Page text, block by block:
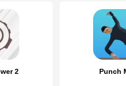
2 Punch